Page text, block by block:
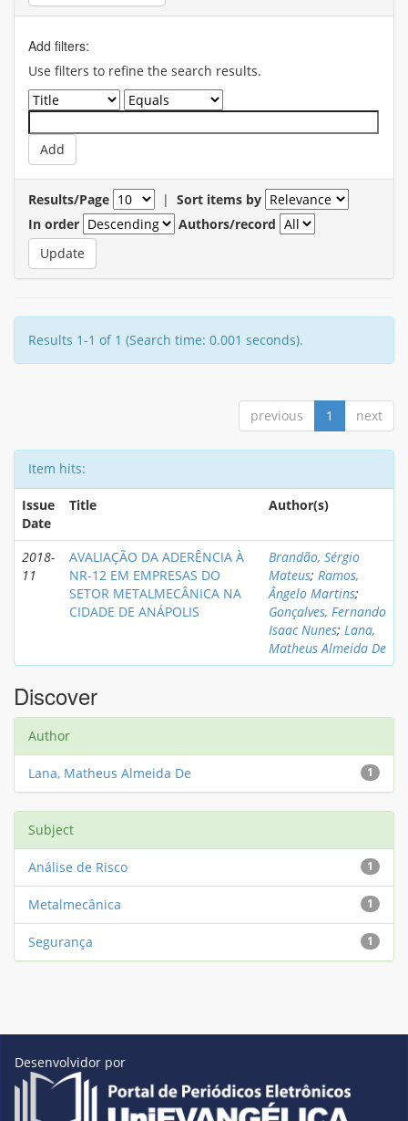
Add filters:
Use filters to refine the search results.
Results/Page | Sort items by
In order
Authors/record
Results 1-1 of 1 (Search time: 0.001 seconds).
previous 1 next
Item hits:
Issue
Date
Title Author(s)
2018-
11
AVALIAÇÃO DA ADERÊNCIA À
NR-12 EM EMPRESAS DO
SETOR METALMECÂNICA NA
CIDADE DE ANÁPOLIS
Brandão, Sérgio
Mateus; Ramos,
Ângelo Martins;
Gonçalves, Fernando
Isaac Nunes; Lana,
Matheus Almeida De
Discover
Author
1
Lana, Matheus Almeida De
Subject
1
Análise de Risco
1
Metalmecânica
1
Segurança
Desenvolvidor por